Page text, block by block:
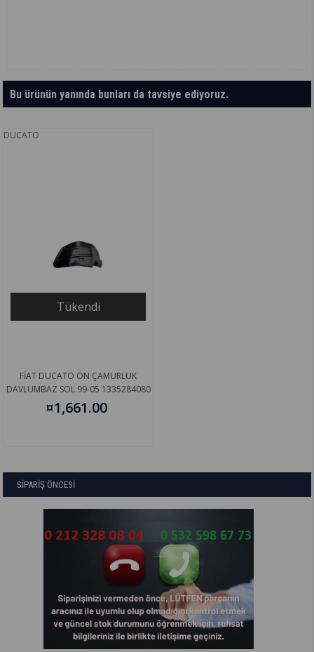
Bu ürünün yanında bunları da tavsiye ediyoruz.
DUCATO
Tükendi
FİAT DUCATO ÖN ÇAMURLUK
DAVLUMBAZ SOL.99-05 1335284080
¤1,661.00
SİPARİŞ ÖNCESİ